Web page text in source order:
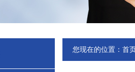
您现在的位置： 首